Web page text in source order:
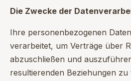
Die Zwecke der
Ihre personenbezogenen
verarbeitet, um Verträge über
abzuschließen und
resultierenden Beziehungen zu